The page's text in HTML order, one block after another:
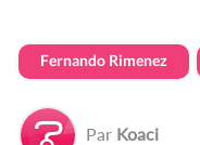
Fernando Rimenez
Par Koaci